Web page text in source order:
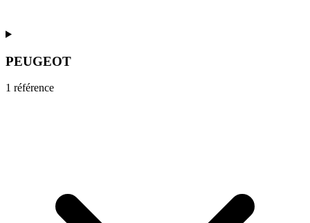
PEUGEOT
1 référence